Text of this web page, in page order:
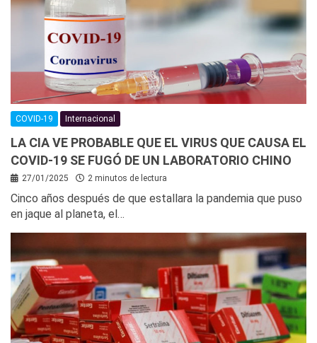
COVID-19 Internacional
LA CIA VE PROBABLE QUE EL VIRUS QUE CAUSA EL
COVID-19 SE FUGÓ DE UN LABORATORIO CHINO
27/01/2025 2 minutos de lectura
Cinco años después de que estallara la pandemia que puso
en jaque al planeta, el…